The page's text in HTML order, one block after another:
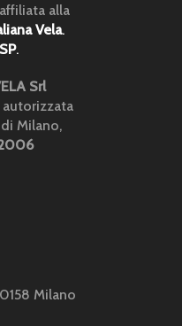
alla
Vela.
.
Srl
autorizzata
Milano,
Milano